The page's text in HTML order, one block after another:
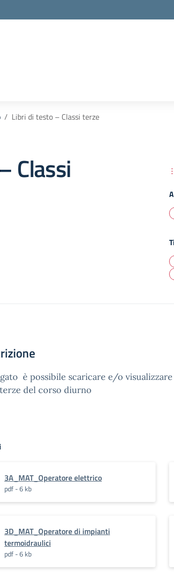
Libri di testo – Classi terze
Classi
è possibile scaricare e/o
del corso diurno
3A_MAT_Operatore elettrico
pdf - 6 kb
3D_MAT_Operatore di impianti
termoidraulici
pdf - 6 kb